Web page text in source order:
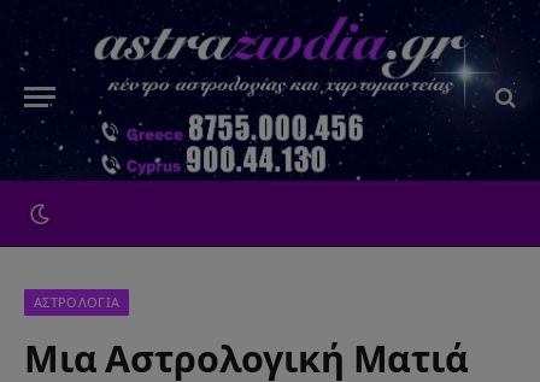
ΑΣΤΡΟΛΟΓΙΑ
Μια Αστρολογική Ματιά